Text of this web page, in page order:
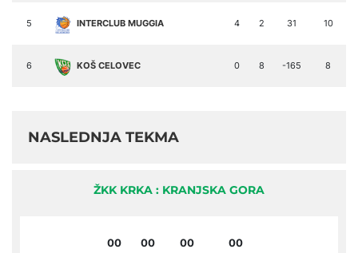
5 INTERCLUB MUGGIA 4 2 31 10
6 KOŠ CELOVEC 0 8 -165 8
NASLEDNJA TEKMA
ŽKK KRKA : KRANJSKA GORA
00 00 00 00